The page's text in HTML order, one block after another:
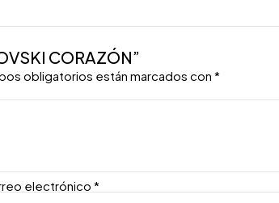
CORAZÓN”
obligatorios están marcados con*
electrónico*